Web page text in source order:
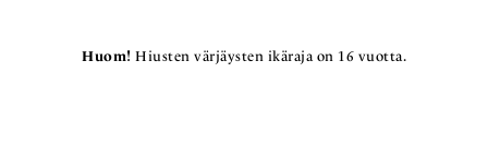
Huom! Hiusten värjäysten ikäraja on 16 vuotta.